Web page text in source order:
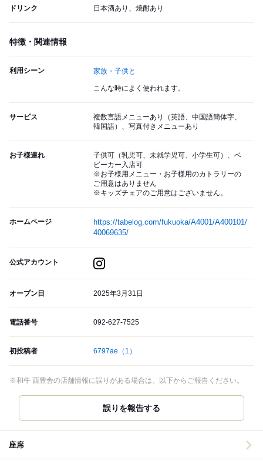
ドリンク 日本酒あり、焼酎あり
特徴・関連情報
利用シーン 家族・子供と
こんな時によく使われます。
サービス
複数言語メニューあり（英語、中国語簡体字、
韓国語）、写真付きメニューあり
お子様連れ
子供可（乳児可、未就学児可、小学生可）、ベ
ビーカー入店可
※お子様用メニュー・お子様用のカトラリーの
ご用意はありません
※キッズチェアのご用意はございません。
ホームページ
https://tabelog.com/fukuoka/A4001/A400101/
40069635/
公式アカウント
オープン日 2025年3月31日
電話番号 092-627-7525
初投稿者 6797ae （1）
※和牛 西豊舎の店舗情報に誤りがある場合は、以下からご報告ください。
誤りを報告する
座席